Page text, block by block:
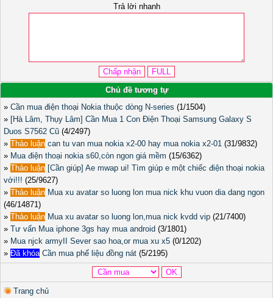
Trả lời nhanh
Chủ đề tương tự
» Cần mua điện thoại Nokia thuộc dòng N-series (1/1504)
» [Hà Lâm, Thụy Lâm] Cần Mua 1 Con Điện Thoại Samsung Galaxy S
Duos S7562 Cũ (4/2497)
» Thảo luận can tu van mua nokia x2-00 hay mua nokia x2-01 (31/9832)
» Mua điện thoại nokia s60,còn ngon giá mềm (15/6362)
» Thảo luận [Cần giúp] Ae mwap ui! Tìm giúp e một chiếc điện thoại nokia
với!!! (25/9627)
» Thảo luận Mua xu avatar so luong lon mua nick khu vuon dia dang ngon
(46/14871)
» Thảo luận Mua xu avatar so luong lon,mua nick kvdd vip (21/7400)
» Tư vấn Mua iphone 3gs hay mua android (3/1801)
» Mua njck armyII Sever sao hoa,or mua xu x5 (0/1202)
» Đã khóa Cần mua phế liệu đồng nát (5/2195)
Trang chủ